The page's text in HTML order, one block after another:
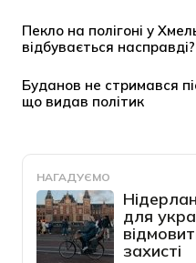
НАГАДУЄМО
для
захисті